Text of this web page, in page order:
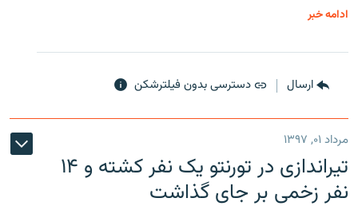
ادامه خبر
ارسال دسترسی بدون فیلترشکن
مرداد ۰۱, ۱۳۹۷
تیراندازی در تورنتو یک نفر کشته و ۱۴
نفر زخمی بر جای گذاشت